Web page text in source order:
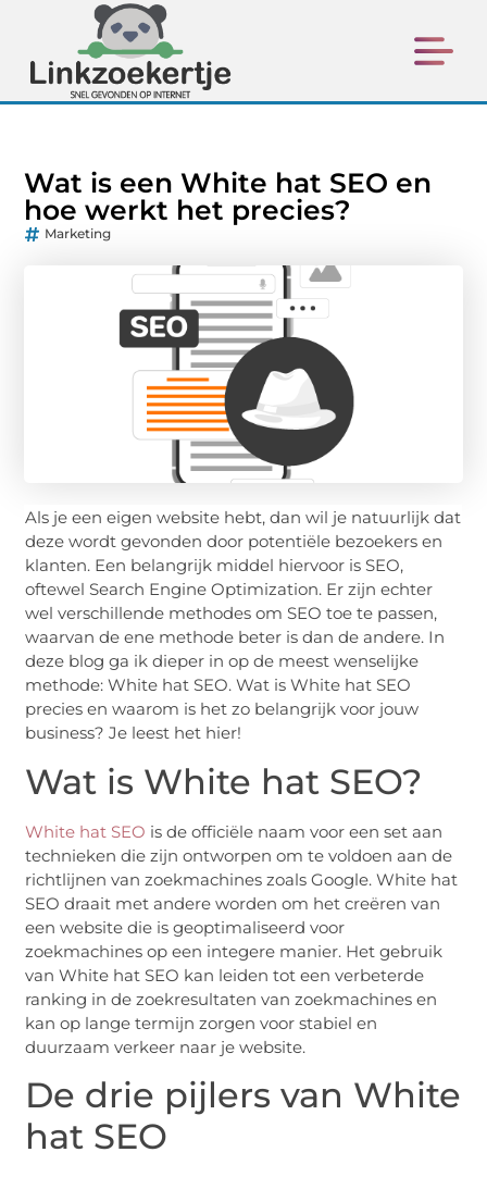
Wat is een White hat SEO en
hoe werkt het precies?
Marketing
Als je een eigen website hebt, dan wil je natuurlijk dat
deze wordt gevonden door potentiële bezoekers en
klanten. Een belangrijk middel hiervoor is SEO,
oftewel Search Engine Optimization. Er zijn echter
wel verschillende methodes om SEO toe te passen,
waarvan de ene methode beter is dan de andere. In
deze blog ga ik dieper in op de meest wenselijke
methode: White hat SEO. Wat is White hat SEO
precies en waarom is het zo belangrijk voor jouw
business? Je leest het hier!
Wat is White hat SEO?
White hat SEO is de officiële naam voor een set aan
technieken die zijn ontworpen om te voldoen aan de
richtlijnen van zoekmachines zoals Google. White hat
SEO draait met andere worden om het creëren van
een website die is geoptimaliseerd voor
zoekmachines op een integere manier. Het gebruik
van White hat SEO kan leiden tot een verbeterde
ranking in de zoekresultaten van zoekmachines en
kan op lange termijn zorgen voor stabiel en
duurzaam verkeer naar je website.
De drie pijlers van White
hat SEO